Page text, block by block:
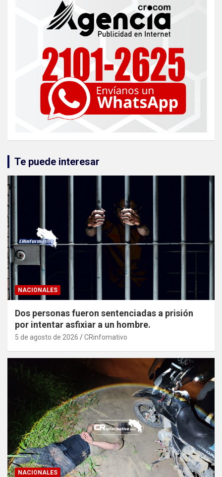
Te puede interesar
NACIONALES
Dos personas fueron sentenciadas a prisión
por intentar asfixiar a un hombre.
5 de agosto de 2026 CRinfomativo
NACIONALES